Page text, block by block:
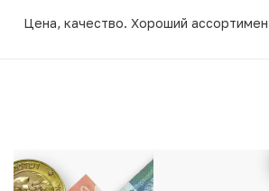
Цена, качество. Хороший